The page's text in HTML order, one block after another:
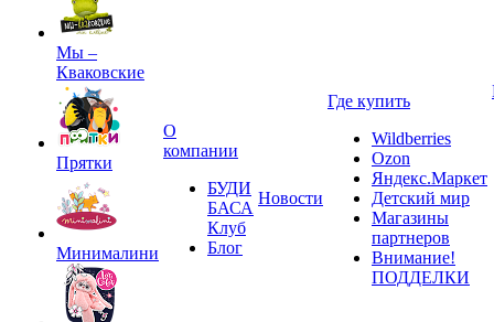
Мы –
Кваковские
Прятки
Минималини
О
компании
БУДИ
БАСА
Клуб
Блог
Новости
Где купить
Wildberries
Ozon
Яндекс.Маркет
Детский мир
Магазины
партнеров
Внимание!
ПОДДЕЛКИ